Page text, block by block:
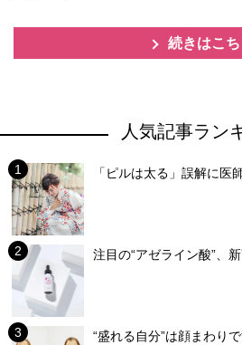
続きはこち
人気記事ラン
「ピルは太る」誤解に医
注目の“アゼライン酸”、
“盛れる自分”は顔まわり